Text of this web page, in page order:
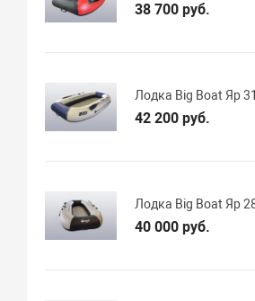
38 700 руб.
Лодка Big Boat Яр
42 200 руб.
Лодка Big Boat Яр
40 000 руб.